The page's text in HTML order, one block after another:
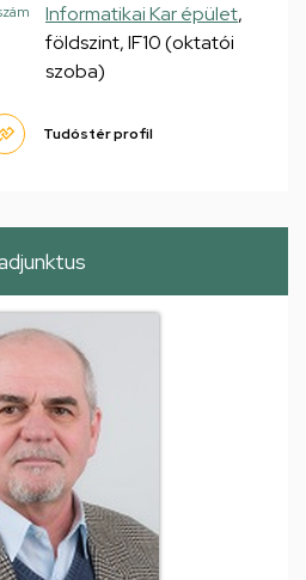
Informatikai Kar épület,
földszint, IF10 (oktatói
szoba)
Tudóstér profil